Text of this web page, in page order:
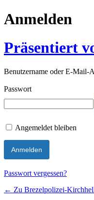
Anmelden
Präsentiert
Benutzername oder E-Mail-
Passwort
Angemeldet bleiben
Passwort vergessen?
← Zu Brezelpolizei-